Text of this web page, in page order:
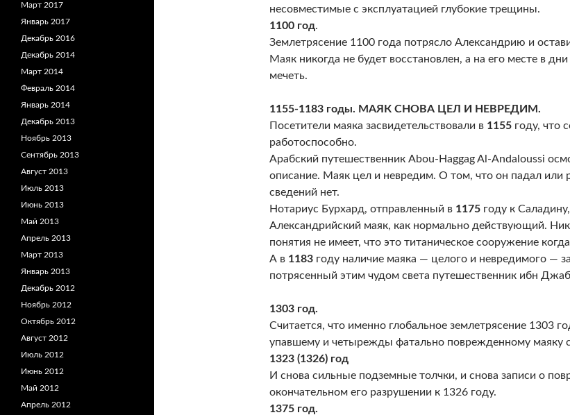
несовместимые с эксплуатацией глубокие трещины.
1100 год.
Землетрясение 1100 года потрясло Александрию и
Маяк никогда не будет восстановлен, а на его месте в
мечеть.
1155-1183 годы. МАЯК СНОВА ЦЕЛ И НЕВРЕДИМ.
Посетители маяка засвидетельствовали в 1155 году, что
работоспособно.
Арабский путешественник Abou-Haggag Al-Andaloussi
описание. Маяк цел и невредим. О том, что он падал или
сведений нет.
Нотариус Бурхард, отправленный в 1175году к
Александрийский маяк, как нормально действующий.
понятия не имеет, что это титаническое сооружение
А в 1183году наличие маяка — целого и невредимого —
потрясенный этим чудом света путешественник ибн
1303 год.
Считается, что именно глобальное землетрясение 1303
упавшему и четырежды фатально поврежденному маяку
1323 (1326) год
И снова сильные подземные толчки, и снова записи о
окончательном его разрушении к 1326 году.
1375 год.
Март 2017
Январь 2017
Декабрь 2016
Декабрь 2014
Март 2014
Февраль 2014
Январь 2014
Декабрь 2013
Ноябрь 2013
Сентябрь 2013
Август 2013
Июль 2013
Июнь 2013
Май 2013
Апрель 2013
Март 2013
Январь 2013
Декабрь 2012
Ноябрь 2012
Октябрь 2012
Август 2012
Июль 2012
Июнь 2012
Май 2012
Апрель 2012